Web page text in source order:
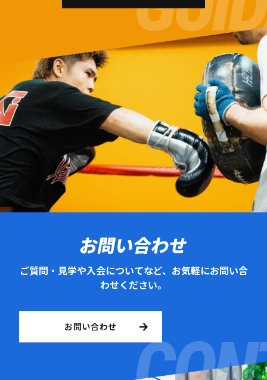
お問い合わせ
ご質問・見学や入会についてなど、お気軽にお問い合
わせください。
お問い合わせ